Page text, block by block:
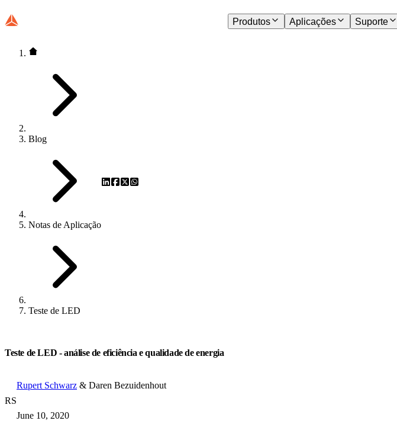
Produtos Aplicações Suporte
Blog
Notas de Aplicação
Teste de LED
Teste de LED - análise de eficiência e qualidade de energia
RS
Rupert Schwarz & Daren Bezuidenhout
June 10, 2020